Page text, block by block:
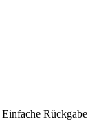
Einfache Rückgabe